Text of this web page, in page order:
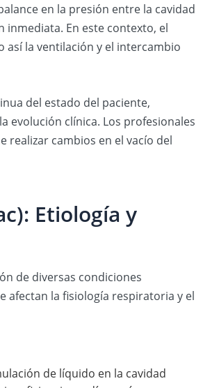
en la presión entre la cavidad
En este contexto, el
la ventilación y el intercambio
del estado del paciente,
evolución clínica. Los profesionales
realizar cambios en el vacío del
Etiología y
de diversas condiciones
afectan la fisiología respiratoria y el
de líquido en la cavidad